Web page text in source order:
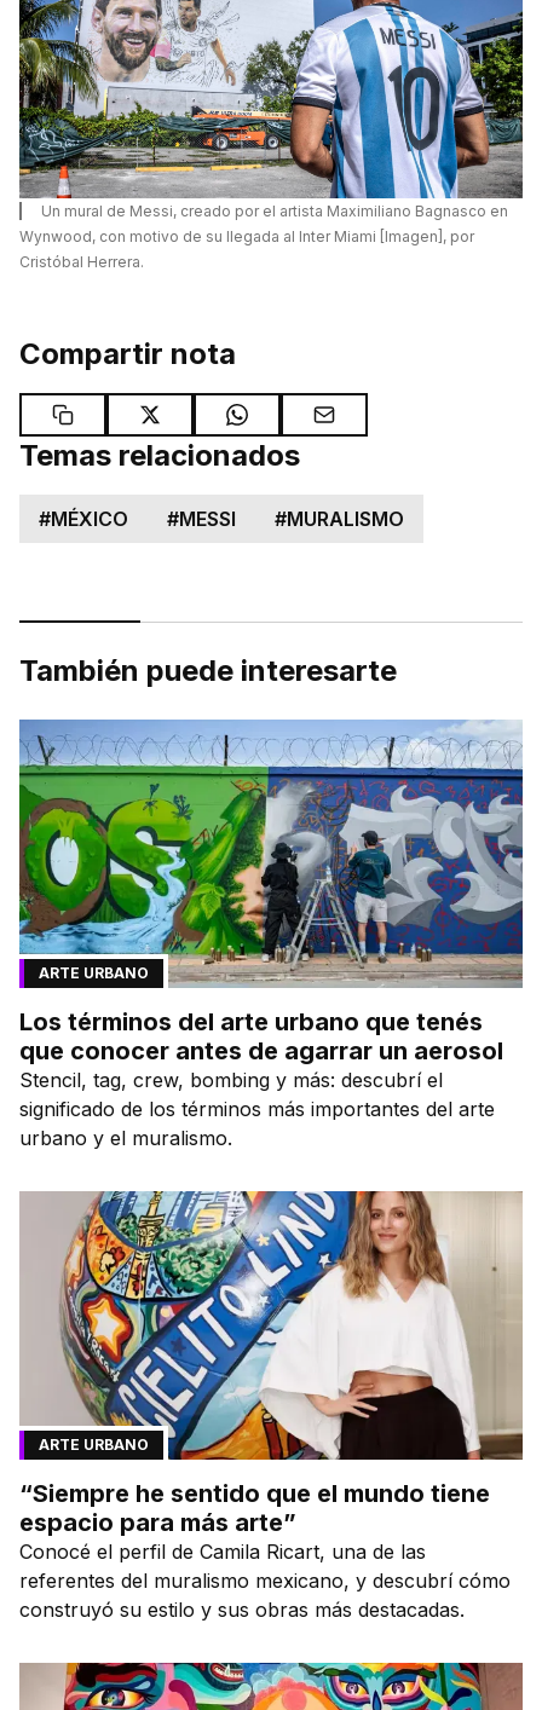
Un mural de Messi, creado por el artista Maximiliano Bagnasco en
Wynwood, con motivo de su llegada al Inter Miami [Imagen], por
Cristóbal Herrera.
Compartir nota
Temas relacionados
#MÉXICO #MESSI #MURALISMO
También puede interesarte
ARTE URBANO
Los términos del arte urbano que tenés
que conocer antes de agarrar un aerosol
Stencil, tag, crew, bombing y más: descubrí el
significado de los términos más importantes del arte
urbano y el muralismo.
ARTE URBANO
“Siempre he sentido que el mundo tiene
espacio para más arte”
Conocé el perfil de Camila Ricart, una de las
referentes del muralismo mexicano, y descubrí cómo
construyó su estilo y sus obras más destacadas.